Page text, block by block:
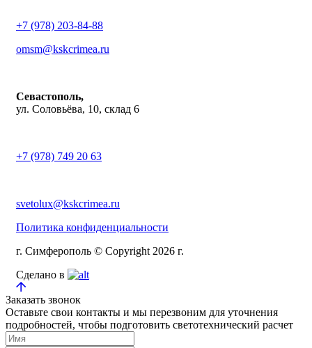
+7 (978) 203-84-88
omsm@kskcrimea.ru
Севастополь,
ул. Соловьёва, 10, склад 6
+7 (978) 749 20 63
svetolux@kskcrimea.ru
Политика конфиденциальности
г. Симферополь © Copyright 2026 г.
Сделано в
Заказать звонок
Оставьте свои контакты и мы перезвоним для уточнения
подробностей, чтобы подготовить светотехнический расчет